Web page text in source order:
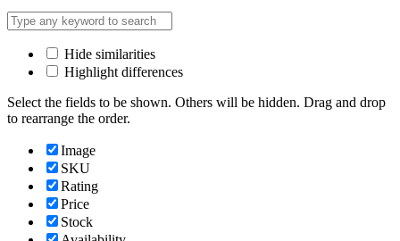
Hide similarities
Highlight differences
Select the fields to be shown. Others will be hidden. Drag and drop
to rearrange the order.
Image
SKU
Rating
Price
Stock